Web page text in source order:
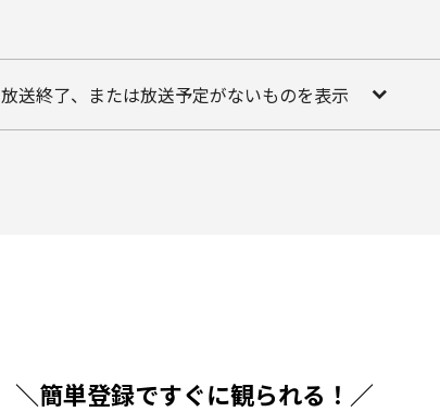
放送終了、または放送予定がないものを表示
＼簡単登録ですぐに観られる！／